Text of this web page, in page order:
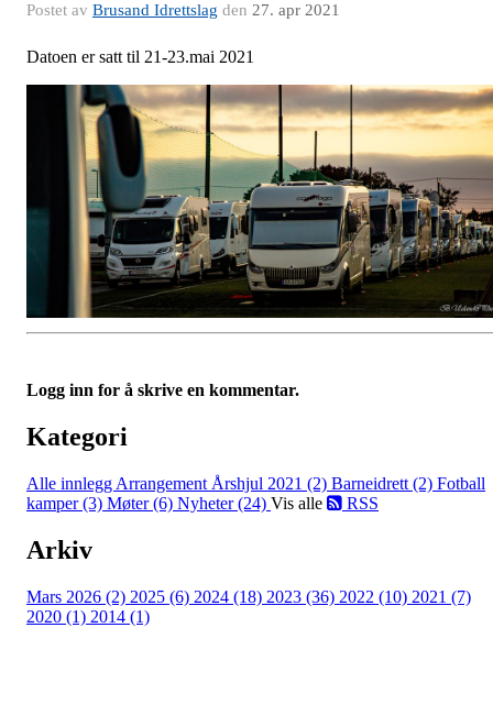
Postet av Brusand Idrettslag den 27. apr 2021
Datoen er satt til 21-23.mai 2021
Logg inn for å skrive en kommentar.
Kategori
Alle innlegg Arrangement Årshjul 2021 (2) Barneidrett (2) Fotball
kamper (3) Møter (6) Nyheter (24) Vis alle RSS
Arkiv
Mars 2026 (2) 2025 (6) 2024 (18) 2023 (36) 2022 (10) 2021 (7)
2020 (1) 2014 (1)